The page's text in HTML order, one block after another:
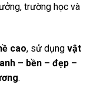
trường học và
cao, sử dụng vật
– bền – đẹp –
.